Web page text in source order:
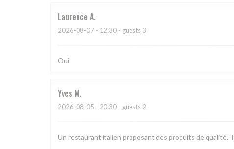
Laurence A
2026-08-07 - 12:30 - guests 3
Oui
Yves M
2026-08-05 - 20:30 - guests 2
Un restaurant italien proposant des produits de qualité.